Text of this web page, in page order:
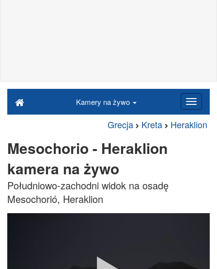
Kamery na żywo
Grecja Kreta Heraklion
Mesochorio - Heraklion
kamera na żywo
Południowo-zachodni widok na osadę
Mesochorió, Heraklion